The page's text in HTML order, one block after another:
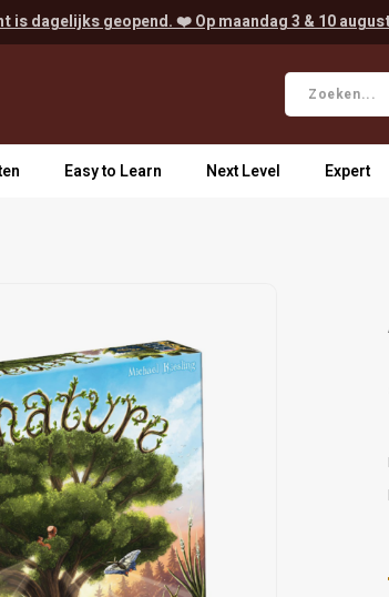
is dagelijks geopend. ❤️ Op maandag 3 & 10
Easy to Learn Next Level Expert